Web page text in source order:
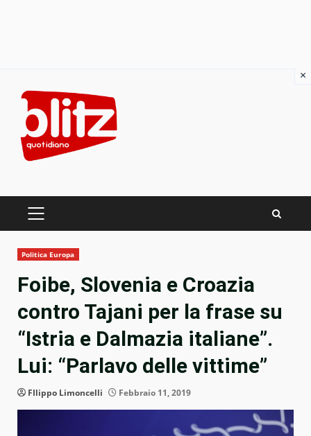
content
PRIMARY
Politica Europa
Foibe, Slovenia e Croazia
contro Tajani per la frase su
“Istria e Dalmazia italiane”.
Lui: “Parlavo delle vittime”
FIlippo Limoncelli Febbraio 11, 2019
×